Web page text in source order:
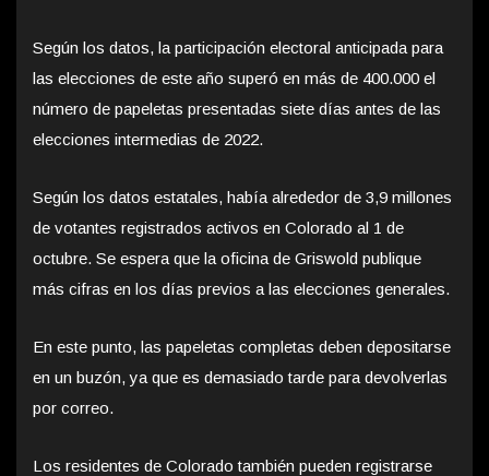
Según los datos, la participación electoral anticipada para
las elecciones de este año superó en más de 400.000 el
número de papeletas presentadas siete días antes de las
elecciones intermedias de 2022.
Según los datos estatales, había alrededor de 3,9 millones
de votantes registrados activos en Colorado al 1 de
octubre. Se espera que la oficina de Griswold publique
más cifras en los días previos a las elecciones generales.
En este punto, las papeletas completas deben depositarse
en un buzón, ya que es demasiado tarde para devolverlas
por correo.
Los residentes de Colorado también pueden registrarse